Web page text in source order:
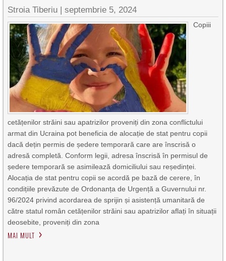
Stroia Tiberiu |septembrie 5, 2024
Copiii
cetățenilor străini sau apatrizilor proveniți din zona conflictului
armat din Ucraina pot beneficia de alocație de stat pentru copii
dacă dețin permis de ședere temporară care are înscrisă o
adresă completă. Conform legii, adresa înscrisă în permisul de
ședere temporară se asimilează domiciliului sau reședinței.
Alocația de stat pentru copii se acordă pe bază de cerere, în
condițiile prevăzute de Ordonanța de Urgență a Guvernului nr.
96/2024 privind acordarea de sprijin și asistență umanitară de
către statul român cetățenilor străini sau apatrizilor aflați în situații
deosebite, proveniți din zona
MAI MULT